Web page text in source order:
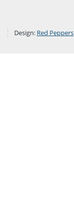
Design: Red Peppers